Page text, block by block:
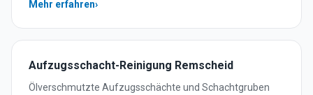
Mehr erfahren›
Aufzugsschacht-Reinigung Remscheid
Ölverschmutzte Aufzugsschächte und Schachtgruben